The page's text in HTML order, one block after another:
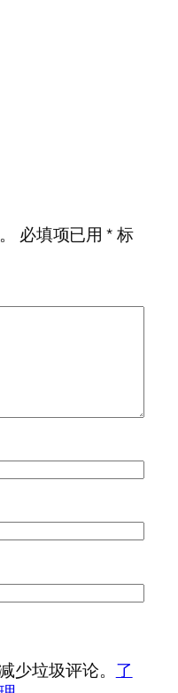
必填项已用*标
少垃圾评论。 了